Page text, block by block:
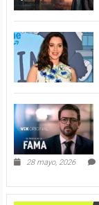
28 mayo, 2026